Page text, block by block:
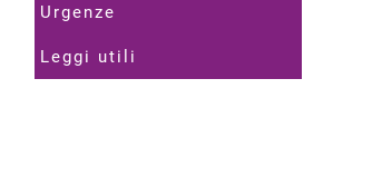
Urgenze
Leggi utili